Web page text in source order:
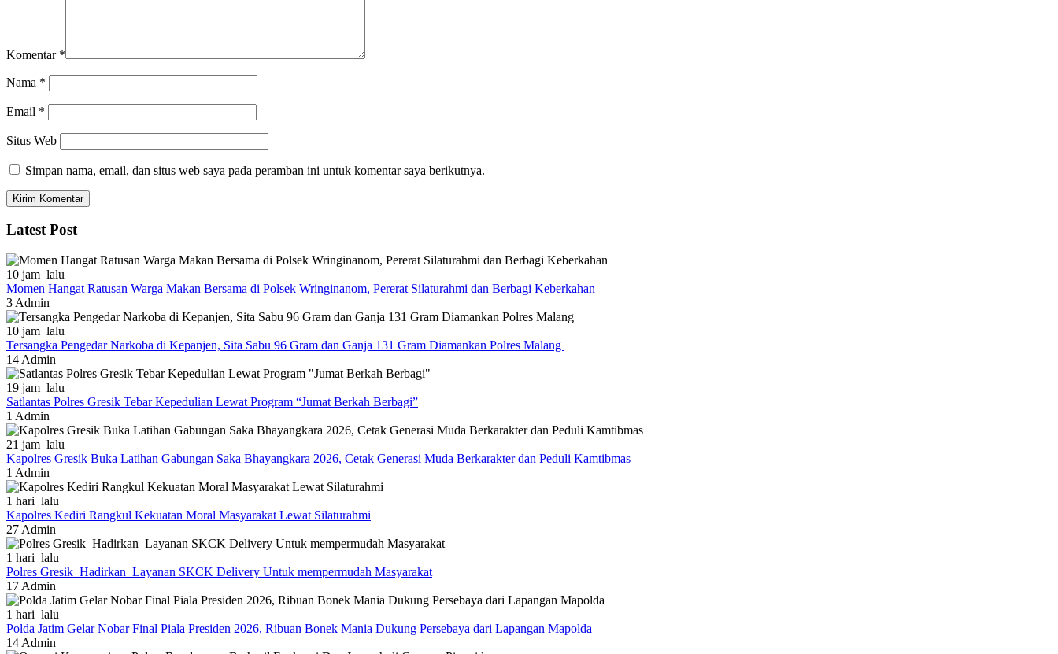
Komentar *
Nama *
Email *
Situs Web
Simpan nama, email, dan situs web saya pada peramban ini untuk komentar saya berikutnya.
Latest Post
10 jam lalu
Momen Hangat Ratusan Warga Makan Bersama di Polsek Wringinanom, Pererat Silaturahmi dan Berbagi Keberkahan
3 Admin
10 jam lalu
Tersangka Pengedar Narkoba di Kepanjen, Sita Sabu 96 Gram dan Ganja 131 Gram Diamankan Polres Malang
14 Admin
19 jam lalu
Satlantas Polres Gresik Tebar Kepedulian Lewat Program “Jumat Berkah Berbagi”
1 Admin
21 jam lalu
Kapolres Gresik Buka Latihan Gabungan Saka Bhayangkara 2026, Cetak Generasi Muda Berkarakter dan Peduli Kamtibmas
1 Admin
1 hari lalu
Kapolres Kediri Rangkul Kekuatan Moral Masyarakat Lewat Silaturahmi
27 Admin
1 hari lalu
Polres Gresik Hadirkan Layanan SKCK Delivery Untuk mempermudah Masyarakat
17 Admin
1 hari lalu
Polda Jatim Gelar Nobar Final Piala Presiden 2026, Ribuan Bonek Mania Dukung Persebaya dari Lapangan Mapolda
14 Admin